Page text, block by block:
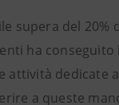
supera del
ha
attività dedicate
a queste